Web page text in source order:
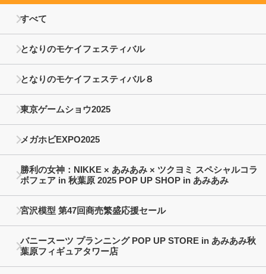
すべて
となりのモケイフェスティバル
となりのモケイフェスティバル８
東京ゲームショウ2025
メガホビEXPO2025
勝利の女神：NIKKE × あみあみ × ツクヨミ スペシャルコラ
ボフェア in 秋葉原 2025 POP UP SHOP in あみあみ
宮沢模型 第47回商売繁盛応援セール
バニースーツ プランニング POP UP STORE in あみあみ秋
葉原フィギュアタワー店